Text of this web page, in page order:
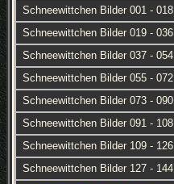
Schneewittchen Bilder 001 - 018
Schneewittchen Bilder 019 - 036
Schneewittchen Bilder 037 - 054
Schneewittchen Bilder 055 - 072
Schneewittchen Bilder 073 - 090
Schneewittchen Bilder 091 - 108
Schneewittchen Bilder 109 - 126
Schneewittchen Bilder 127 - 144